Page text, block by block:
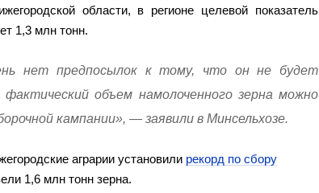
области, в регионе целевой показатель
1,3 млн тонн.
нет предпосылок к тому, что он не будет
объем намолоченного зерна можно
кампании», — заявили в Минсельхозе.
аграрии установили рекорд по сбору
1,6 млн тонн зерна.